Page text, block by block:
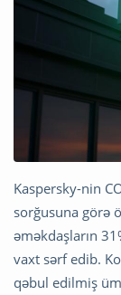
Kaspersky-nin
sorğusuna görə
əməkdaşların
vaxt sərf edib.
qəbul edilmiş